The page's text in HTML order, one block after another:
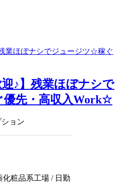
迎♪】残業ほぼナシで
先・高収入Work☆
ョン
化粧品系工場 / 日勤